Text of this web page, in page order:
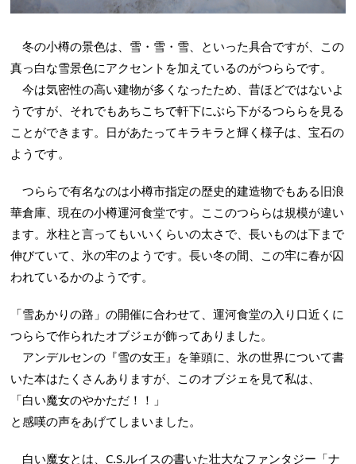
冬の小樽の景色は、雪・雪・雪、といった具合ですが、この
真っ白な雪景色にアクセントを加えているのがつららです。
今は気密性の高い建物が多くなったため、昔ほどではないよ
うですが、それでもあちこちで軒下にぶら下がるつららを見る
ことができます。日があたってキラキラと輝く様子は、宝石の
ようです。
つららで有名なのは小樽市指定の歴史的建造物でもある旧浪
華倉庫、現在の小樽運河食堂です。ここのつららは規模が違い
ます。氷柱と言ってもいいくらいの太さで、長いものは下まで
伸びていて、氷の牢のようです。長い冬の間、この牢に春が囚
われているかのようです。
「雪あかりの路」の開催に合わせて、運河食堂の入り口近くに
つららで作られたオブジェが飾ってありました。
アンデルセンの『雪の女王』を筆頭に、氷の世界について書
いた本はたくさんありますが、このオブジェを見て私は、
「白い魔女のやかただ！！」
と感嘆の声をあげてしまいました。
白い魔女とは、C.S.ルイスの書いた壮大なファンタジー「ナ